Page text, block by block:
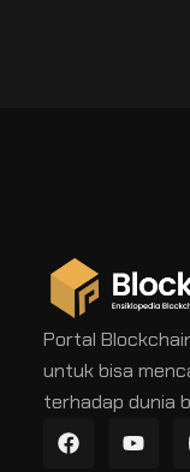
Portal
untuk bisa
terhadap dunia